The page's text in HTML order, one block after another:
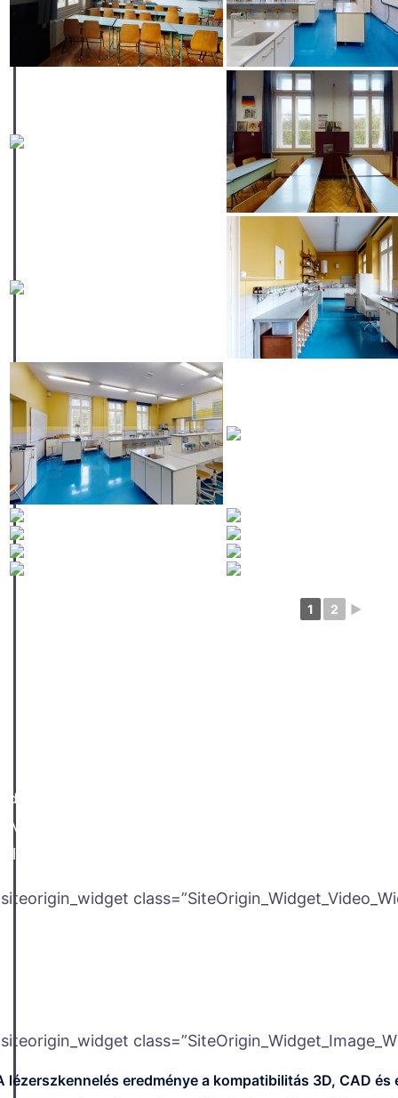
1 2 ►
készítése és mentése a 3D túra alapján
Matterport fiók 3D túrák kezelésére szolgáló
és beállítási lehetősséggel készíthetünk
lézerszkennelés eredménye a kompatibilitás 3D, CAD